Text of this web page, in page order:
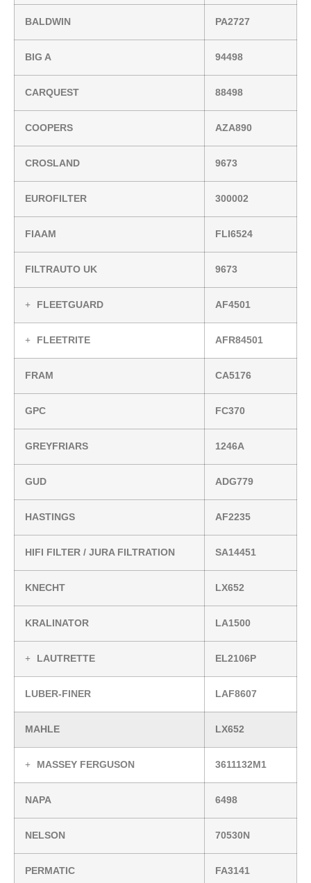
BALDWIN PA2727
BIG A 94498
CARQUEST 88498
COOPERS AZA890
CROSLAND 9673
EUROFILTER 300002
FIAAM FLI6524
FILTRAUTO UK 9673
FLEETGUARD AF4501
FLEETRITE AFR84501
FRAM CA5176
GPC FC370
GREYFRIARS 1246A
GUD ADG779
HASTINGS AF2235
HIFI FILTER / JURA FILTRATION SA14451
KNECHT LX652
KRALINATOR LA1500
LAUTRETTE EL2106P
LUBER-FINER LAF8607
MAHLE LX652
MASSEY FERGUSON 3611132M1
NAPA 6498
NELSON 70530N
PERMATIC FA3141